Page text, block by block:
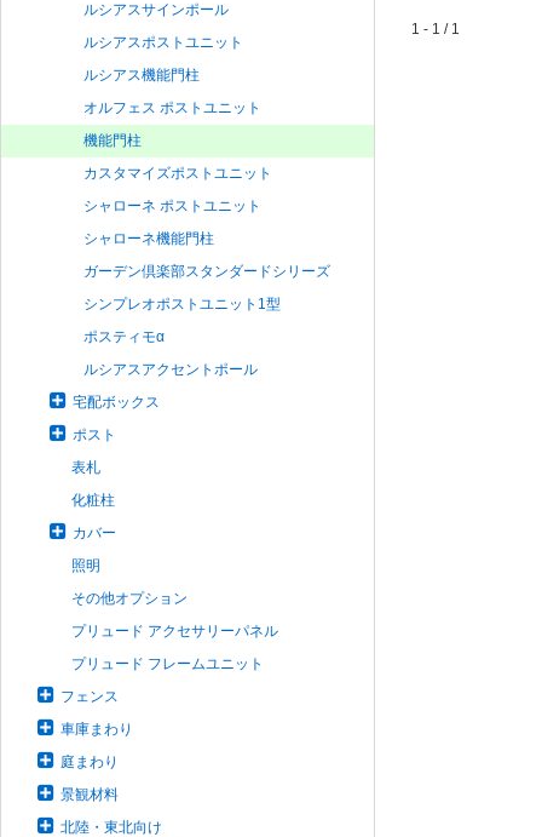
ルシアスサインポール
ルシアスポストユニット
ルシアス機能門柱
オルフェス ポストユニット
機能門柱
カスタマイズポストユニット
シャローネ ポストユニット
シャローネ機能門柱
ガーデン倶楽部スタンダードシリーズ
シンプレオポストユニット1型
ポスティモα
ルシアスアクセントポール
宅配ボックス
ポスト
表札
化粧柱
カバー
照明
その他オプション
プリュード アクセサリーパネル
プリュード フレームユニット
フェンス
車庫まわり
庭まわり
景観材料
北陸・東北向け
1 - 1 / 1